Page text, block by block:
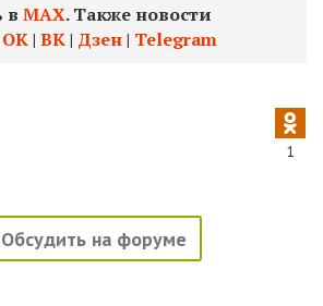
в МАХ. Также новости
ОК| ВК| Дзен| Telegram
1
Обсудить на форуме